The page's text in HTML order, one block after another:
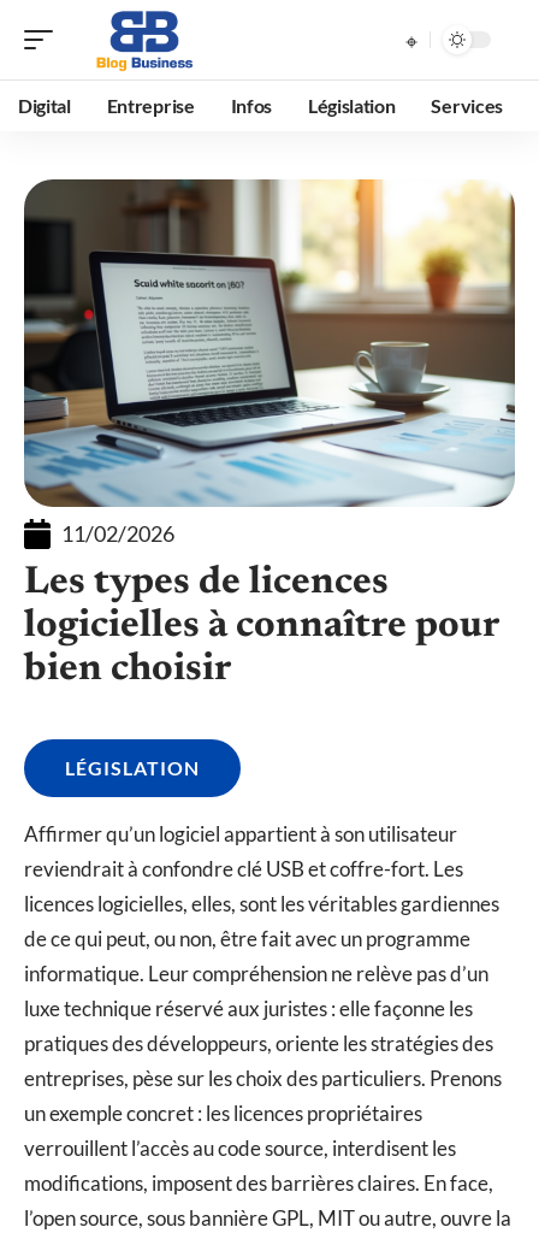
Digital Entreprise Infos Législation Services
11/02/2026
Les types de licences
logicielles à connaître pour
bien choisir
LÉGISLATION
Affirmer qu’un logiciel appartient à son utilisateur
reviendrait à confondre clé USB et coffre-fort. Les
licences logicielles, elles, sont les véritables gardiennes
de ce qui peut, ou non, être fait avec un programme
informatique. Leur compréhension ne relève pas d’un
luxe technique réservé aux juristes : elle façonne les
pratiques des développeurs, oriente les stratégies des
entreprises, pèse sur les choix des particuliers. Prenons
un exemple concret : les licences propriétaires
verrouillent l’accès au code source, interdisent les
modifications, imposent des barrières claires. En face,
l’open source, sous bannière GPL, MIT ou autre, ouvre la